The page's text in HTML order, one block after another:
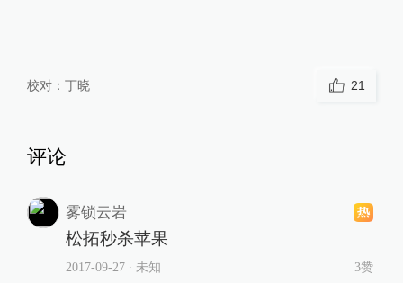
校对： 丁晓 21
评论
雾锁云岩
松拓秒杀苹果
2017-09-27∙ 未知 3赞